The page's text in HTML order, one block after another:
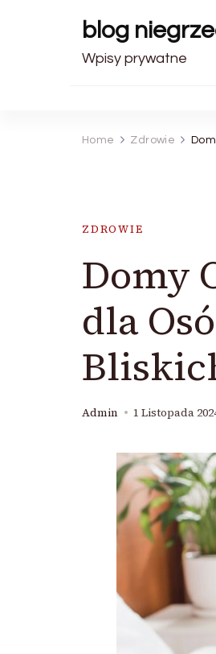
blog
Wpisy prywatne
Home Zdrowie
ZDROWIE
Domy
dla
Admin 1 Listopada